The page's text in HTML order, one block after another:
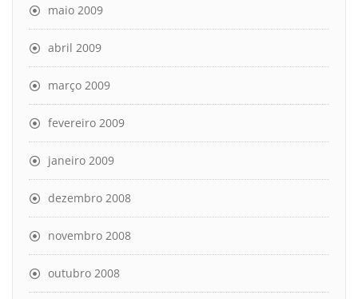
maio 2009
abril 2009
março 2009
fevereiro 2009
janeiro 2009
dezembro 2008
novembro 2008
outubro 2008